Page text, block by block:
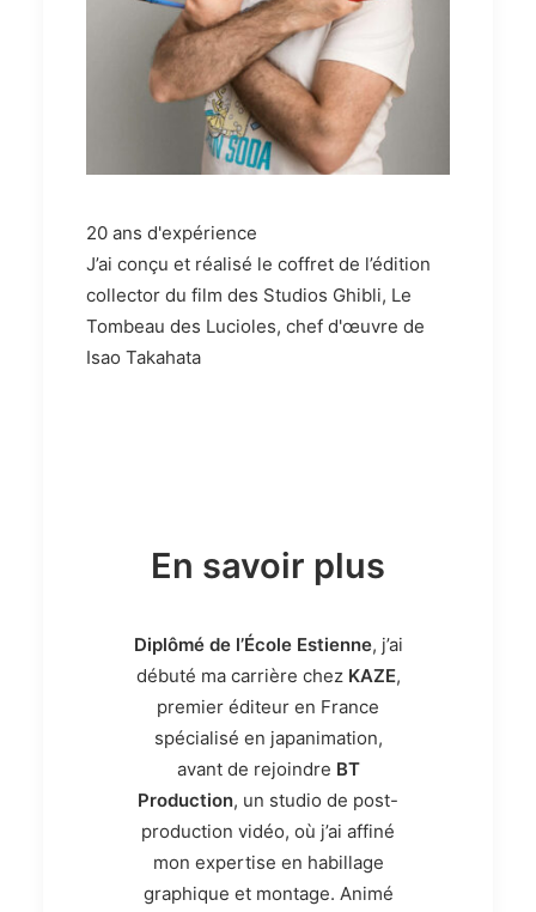
20 ans d'expérience
J’ai conçu et réalisé le coffret de l’édition
collector du film des Studios Ghibli, Le
Tombeau des Lucioles, chef d'œuvre de
Isao Takahata
En savoir plus
Diplômé de l’École Estienne, j’ai
débuté ma carrière chez KAZE,
premier éditeur en France
spécialisé en japanimation,
avant de rejoindre BT
Production, un studio de post-
production vidéo, où j’ai affiné
mon expertise en habillage
graphique et montage. Animé